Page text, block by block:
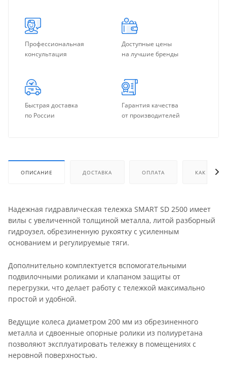
Профессиональная
консультация
Доступные цены
на лучшие бренды
Быстрая доставка
по России
Гарантия качества
от производителей
ОПИСАНИЕ ДОСТАВКА ОПЛАТА КАК
Надежная гидравлическая тележка SMART SD 2500 имеет
вилы с увеличенной толщиной металла, литой разборный
гидроузел, обрезиненную рукоятку с усиленным
основанием и регулируемые тяги.
Дополнительно комплектуется вспомогательными
подвилочными роликами и клапаном защиты от
перегрузки, что делает работу с тележкой максимально
простой и удобной.
Ведущие колеса диаметром 200 мм из обрезиненного
металла и сдвоенные опорные ролики из полиуретана
позволяют эксплуатировать тележку в помещениях с
неровной поверхностью.